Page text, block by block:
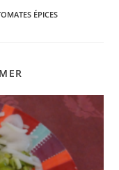
ÉPICES